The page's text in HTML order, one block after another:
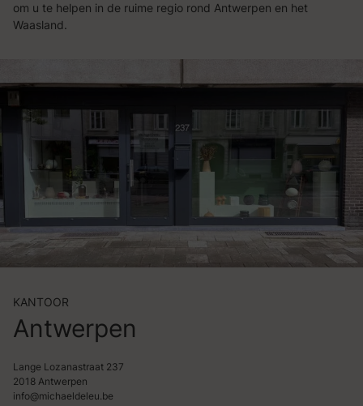
om u te helpen in de ruime regio rond Antwerpen en het
Waasland.
KANTOOR
Antwerpen
Lange Lozanastraat 237
2018 Antwerpen
info@michaeldeleu.be